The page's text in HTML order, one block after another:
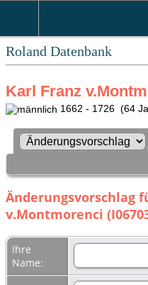
Roland Datenbank
Karl Franz
1662 - 1726 (64
Änderungsvorschlag
v.Montmorenci
Ihre
Name: